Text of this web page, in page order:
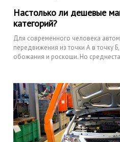
Настолько ли дешевые
категорий?
Для современного человека
передвижения из точки А в точку
обожания и роскоши. Но